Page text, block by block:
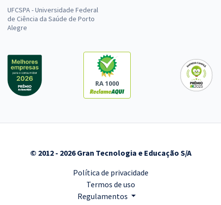
UFCSPA - Universidade Federal
de Ciência da Saúde de Porto
Alegre
RA 1000
© 2012 - 2026 Gran Tecnologia e Educação S/A
Política de privacidade
Termos de uso
Regulamentos